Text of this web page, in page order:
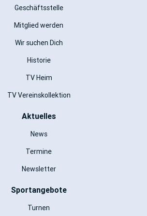
Geschäftsstelle
Mitglied werden
Wir suchen Dich
Historie
TV Heim
TV Vereinskollektion
Aktuelles
News
Termine
Newsletter
Sportangebote
Turnen